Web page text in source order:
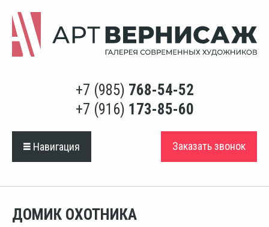
+7 (985) 768-54-52
+7 (916) 173-85-60
Навигация Заказать звонок
ДОМИК ОХОТНИКА